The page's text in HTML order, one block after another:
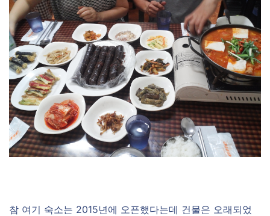
참 여기 숙소는 2015년에 오픈했다는데 건물은 오래되었